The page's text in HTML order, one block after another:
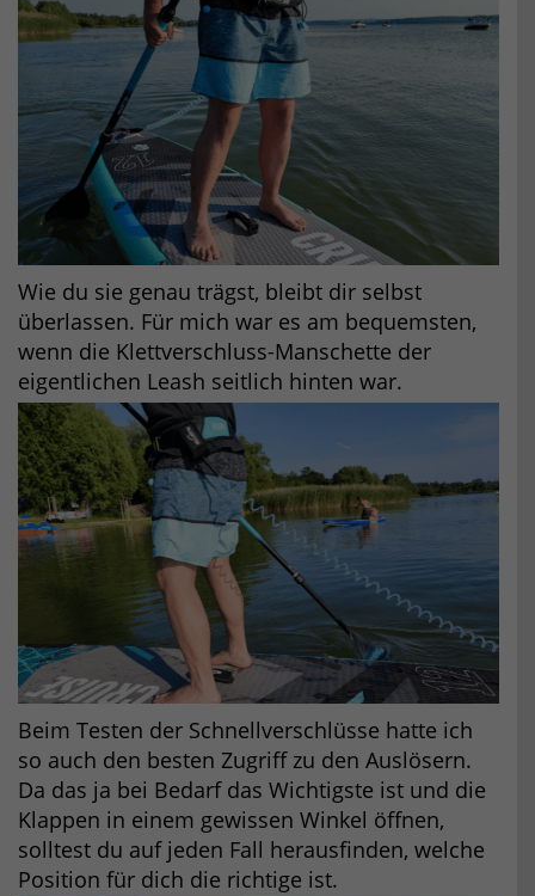
Wie du sie genau trägst, bleibt dir selbst
überlassen. Für mich war es am bequemsten,
wenn die Klettverschluss-Manschette der
eigentlichen Leash seitlich hinten war.
Beim Testen der Schnellverschlüsse hatte ich
so auch den besten Zugriff zu den Auslösern.
Da das ja bei Bedarf das Wichtigste ist und die
Klappen in einem gewissen Winkel öffnen,
solltest du auf jeden Fall herausfinden, welche
Position für dich die richtige ist.